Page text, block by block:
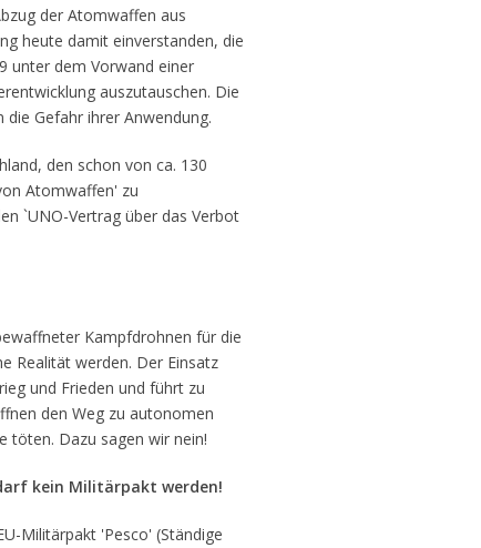
der Atomwaffen aus
heute damit einverstanden, die
unter dem Vorwand einer
auszutauschen. Die
die Gefahr ihrer Anwendung.
den schon von ca. 130
Atomwaffen' zu
`UNO-Vertrag über das Verbot
Kampfdrohnen für die
Realität werden. Der Einsatz
und Frieden und führt zu
den Weg zu autonomen
töten. Dazu sagen wir nein!
kein Militärpakt werden!
Militärpakt 'Pesco' (Ständige